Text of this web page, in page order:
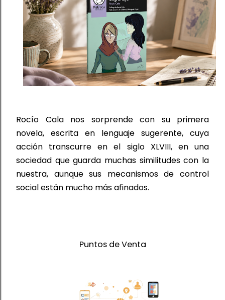
Rocío Cala nos sorprende con su primera
novela, escrita en lenguaje sugerente, cuya
acción transcurre en el siglo XLVIII, en una
sociedad que guarda muchas similitudes con la
nuestra, aunque sus mecanismos de control
social están mucho más afinados.
Puntos de Venta